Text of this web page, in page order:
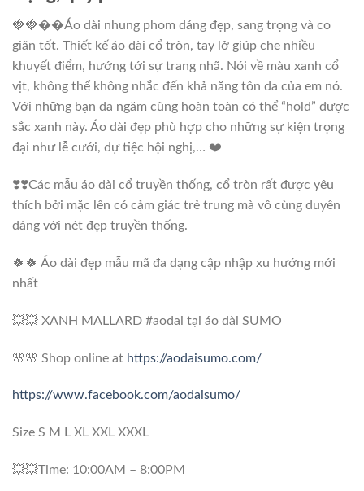
🍓🍓��Áo dài nhung phom dáng đẹp, sang trọng và co
giãn tốt. Thiết kế áo dài cổ tròn, tay lở giúp che nhiều
khuyết điểm, hướng tới sự trang nhã. Nói về màu xanh cổ
vịt, không thể không nhắc đến khả năng tôn da của em nó.
Với những bạn da ngăm cũng hoàn toàn có thể “hold” được
sắc xanh này. Áo dài đẹp phù hợp cho những sự kiện trọng
đại như lễ cưới, dự tiệc hội nghị,… ❤️
❣️❣️Các mẫu áo dài cổ truyền thống, cổ tròn rất được yêu
thích bởi mặc lên có cảm giác trẻ trung mà vô cùng duyên
dáng với nét đẹp truyền thống.
🍀🍀 Áo dài đẹp mẫu mã đa dạng cập nhập xu hướng mới
nhất
💥💥 XANH MALLARD #aodai tại áo dài SUMO
🌸🌸 Shop online at https://aodaisumo.com/
https://www.facebook.com/aodaisumo/
Size S M L XL XXL XXXL
💥💥Time: 10:00AM – 8:00PM